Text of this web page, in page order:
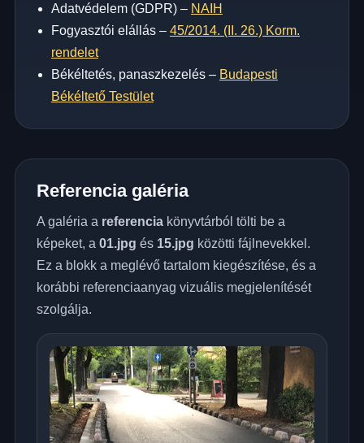
Adatvédelem (GDPR) – NAIH
Fogyasztói elállás – 45/2014. (II. 26.) Korm.
rendelet
Békéltetés, panaszkezelés – Budapesti
Békéltető Testület
Referencia galéria
A galéria a referenciakönyvtárból tölti be a
képeket, a 01.jpg és 15.jpg közötti fájlnevekkel.
Ez a blokk a meglévő tartalom kiegészítése, és a
korábbi referenciaanyag vizuális megjelenítését
szolgálja.